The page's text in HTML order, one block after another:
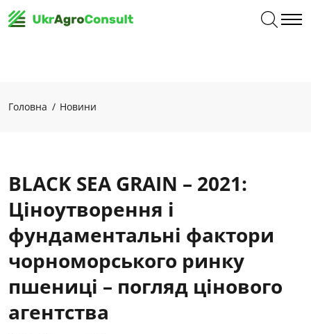
Головна Новини
BLACK SEA GRAIN – 2021:
Ціноутворення і
фундаментальні фактори
чорноморського ринку
пшениці – погляд цінового
агентства